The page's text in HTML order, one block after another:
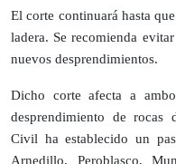
El corte continuará hasta
ladera. Se recomienda
nuevos desprendimientos.
Dicho corte afecta a
desprendimiento de rocas
Civil ha establecido un
Arnedillo, Peroblasco,